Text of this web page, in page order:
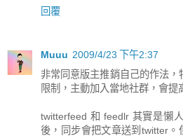
回覆
Muuu 2009/4/23 下午2:37
非常同意版主推銷自己的作法
限制，主動加入當地社群，會提
twitterfeed 和 feedlr 其實是懶
後，同步會把文章送到twitter